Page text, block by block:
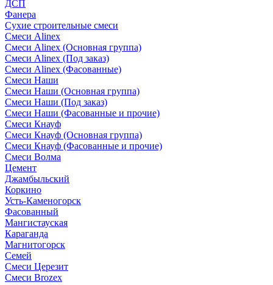
ДСП
Фанера
Сухие строительные смеси
Смеси Alinex
Смеси Alinex (Основная группа)
Смеси Alinex (Под заказ)
Смеси Alinex (Фасованные)
Смеси Наши
Смеси Наши (Основная группа)
Смеси Наши (Под заказ)
Смеси Наши (Фасованные и прочие)
Смеси Кнауф
Смеси Кнауф (Основная группа)
Смеси Кнауф (Фасованные и прочие)
Смеси Волма
Цемент
Джамбыльский
Коркино
Усть-Каменогорск
Фасованный
Мангистауская
Караганда
Магнитогорск
Семей
Смеси Церезит
Смеси Brozex